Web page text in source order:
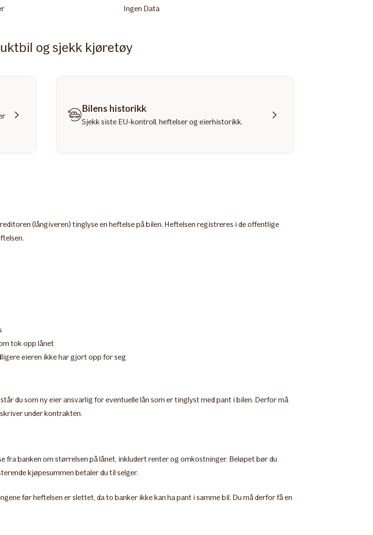
Ingen Data
og sjekk kjøretøy
Bilens historikk
Sjekk siste EU-kontroll, heftelser og eierhistorikk.
(långiveren) tinglyse en heftelse på bilen. Heftelsen registreres i de offentlige
tok opp lånet
eieren ikke har gjort opp for seg
du som ny eier ansvarlig for eventuelle lån som er tinglyst med pant i bilen. Derfor må
under kontrakten.
fra banken om størrelsen på lånet, inkludert renter og omkostninger. Beløpet bør du
kjøpesummen betaler du til selger.
før heftelsen er slettet, da to banker ikke kan ha pant i samme bil. Du må derfor få en